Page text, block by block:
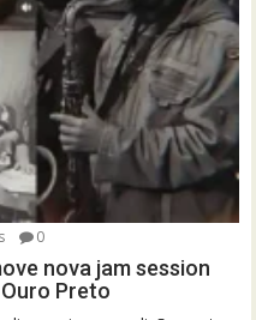
0
nova jam session
Preto